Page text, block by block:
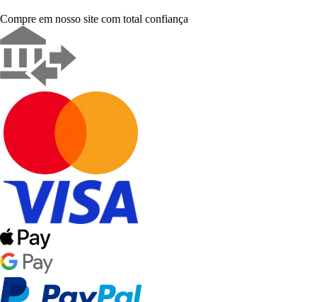
Compre em nosso site com total confiança